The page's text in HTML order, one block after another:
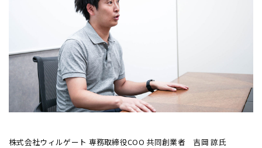
株式会社ウィルゲート 専務取締役COO 共同創業者 吉岡 諒氏